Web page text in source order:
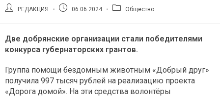
АвторРЕДАКЦИЯ
Запись06.06.2024
РубрикаОбщество
Две добрянские организации стали победителями
конкурса губернаторских грантов.
Группа помощи бездомным животным «Добрый друг»
получила 997 тысяч рублей на реализацию проекта
«Дорога домой». На эти средства волонтёры